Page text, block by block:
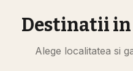
Destinatii
Alege localitatea si